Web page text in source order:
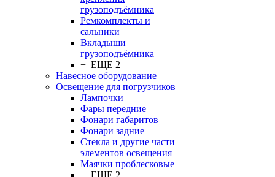
грузоподъёмника
Ремкомплекты и
сальники
Вкладыши
грузоподъёмника
+ ЕЩЕ 2
Навесное оборудование
Освещение для погрузчиков
Лампочки
Фары передние
Фонари габаритов
Фонари задние
Стекла и другие части
элементов освещения
Маячки проблесковые
+ ЕЩЕ 2